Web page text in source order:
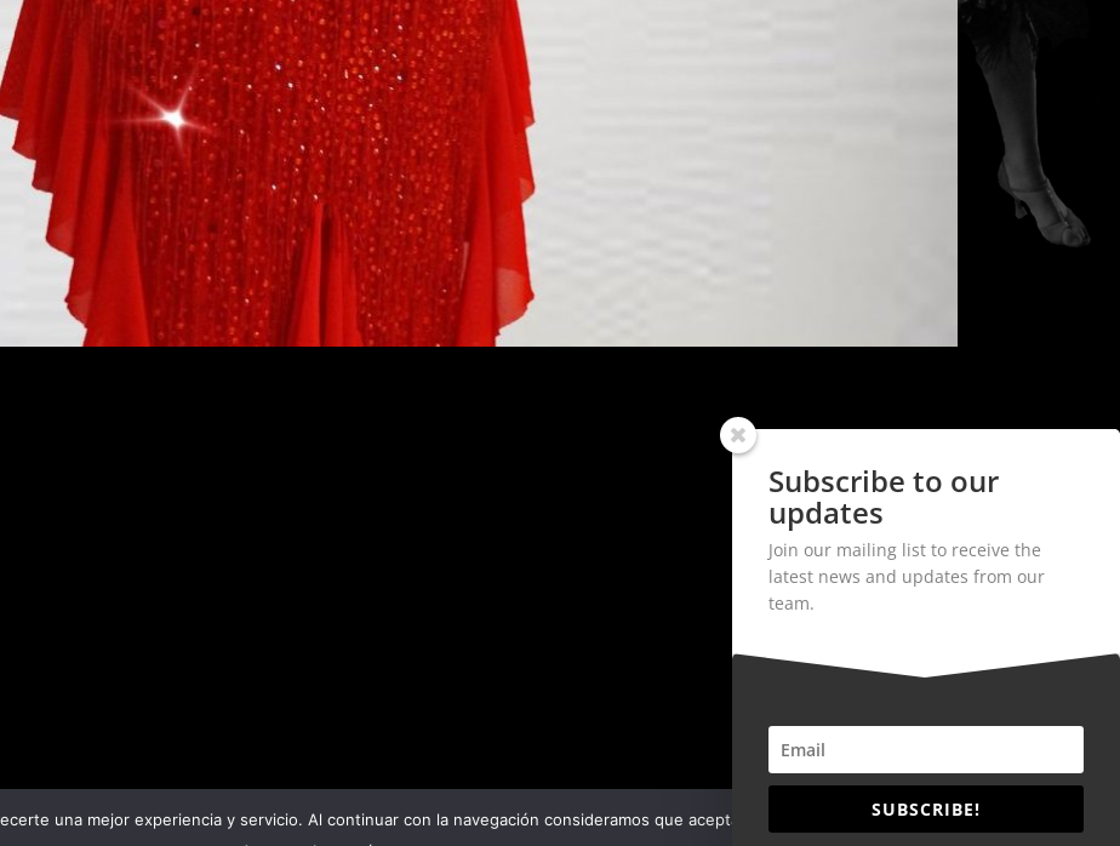
Subscribe to our
updates
Join our mailing list to receive the
latest news and updates from our
team.
SUBSCRIBE!
una mejor experiencia y servicio. Al continuar con la navegación consideramos que aceptas su uso y nuestra política de cookies